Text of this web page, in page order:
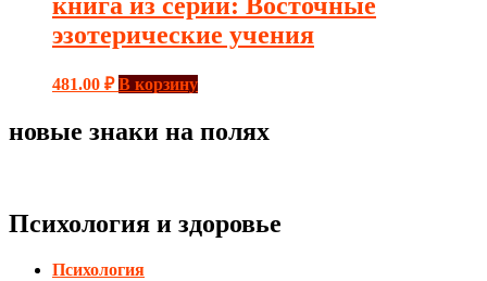
эзотерические учения
481.00 ₽ В корзину
новые знаки на полях
Психология и здоровье
Психология